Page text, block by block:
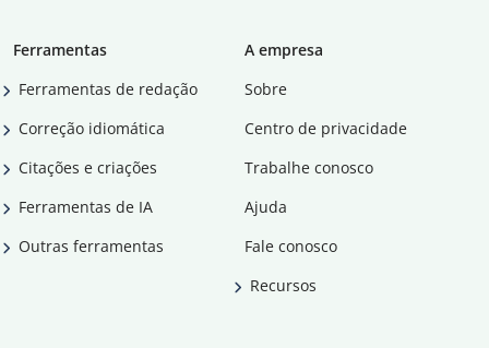
Ferramentas
Ferramentas de redação
Correção idiomática
Citações e criações
Ferramentas de IA
Outras ferramentas
A empresa
Sobre
Centro de privacidade
Trabalhe conosco
Ajuda
Fale conosco
Recursos